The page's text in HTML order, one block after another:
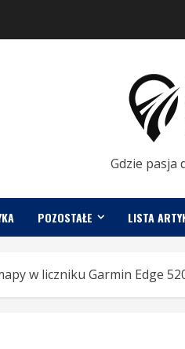
Gdzie pasja
POZOSTAŁE LISTA
w liczniku Garmin Edge